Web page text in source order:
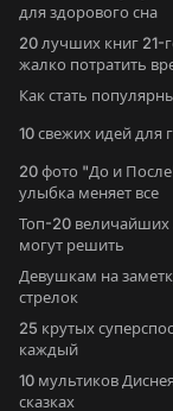
для здорового сна
20 лучших книг 21-
жалко потратить
Как стать
10 свежих идей для
20 фото "До и
улыбка меняет все
Топ-20 величайших
могут решить
Девушкам на
стрелок
25 крутых
каждый
10 мультиков
сказках